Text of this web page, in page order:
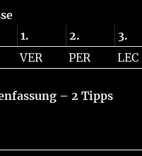
1. 2. 3.
VER PER LEC
– 2 Tipps